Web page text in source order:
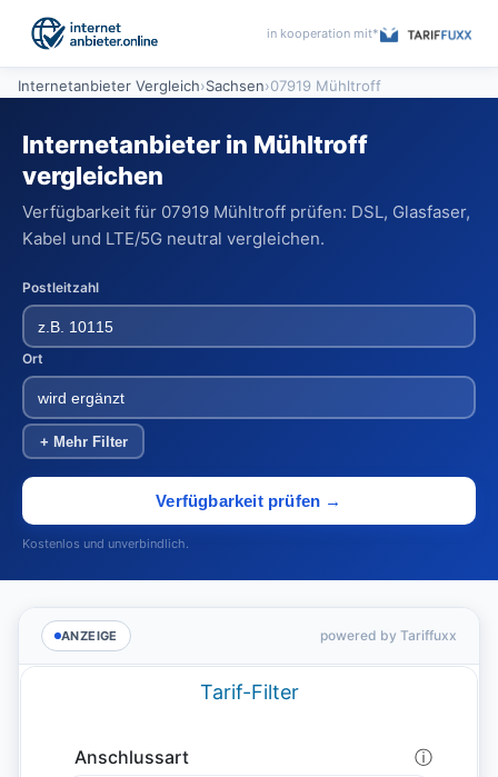
in kooperation mit*
Internetanbieter Vergleich›Sachsen›07919 Mühltroff
Internetanbieter in Mühltroff
vergleichen
Verfügbarkeit für 07919 Mühltroff prüfen: DSL, Glasfaser,
Kabel und LTE/5G neutral vergleichen.
Postleitzahl
Ort
+ Mehr Filter
Verfügbarkeit prüfen →
Kostenlos und unverbindlich.
ANZEIGE powered by Tariffuxx